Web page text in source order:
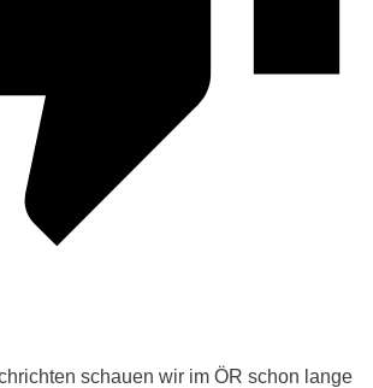
schauen wir im ÖR schon lange